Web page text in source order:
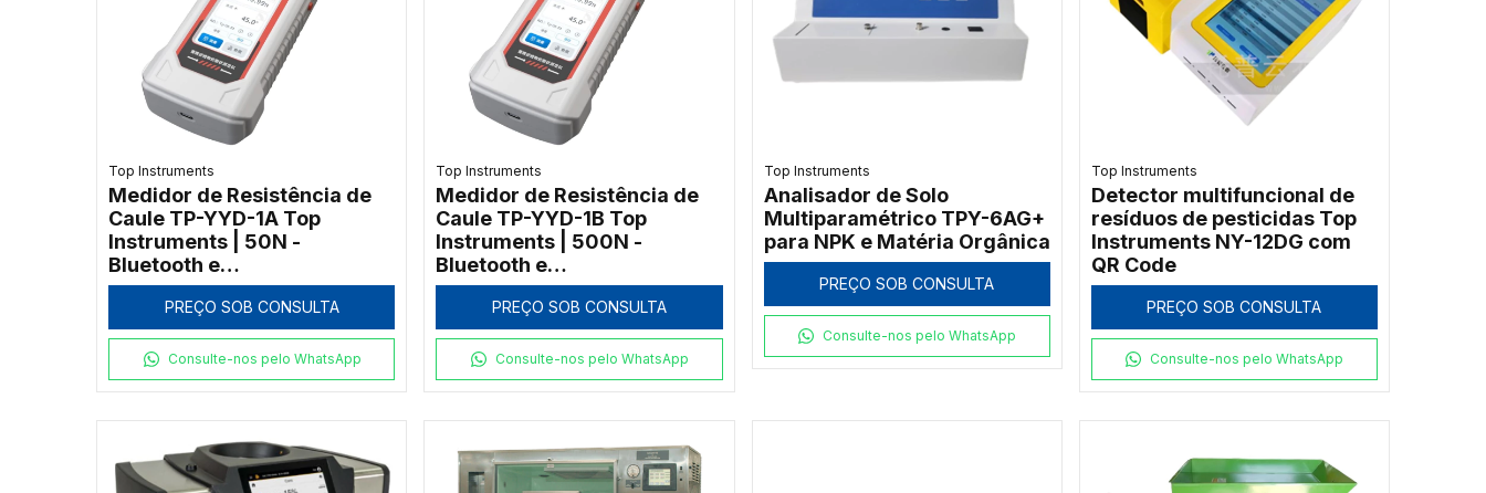
Top Instruments
Medidor de Resistência de
Caule TP-YYD-1A Top
Instruments | 50N -
Bluetooth e
Georreferenciamento
PREÇO SOB CONSULTA
Consulte-nos pelo WhatsApp
Top Instruments
Medidor de Resistência de
Caule TP-YYD-1B Top
Instruments | 500N -
Bluetooth e
Georreferenciamento
PREÇO SOB CONSULTA
Consulte-nos pelo WhatsApp
Top Instruments
Analisador de Solo
Multiparamétrico TPY-6AG+
para NPK e Matéria Orgânica
PREÇO SOB CONSULTA
Consulte-nos pelo WhatsApp
Top Instruments
Detector multifuncional de
resíduos de pesticidas Top
Instruments NY-12DG com
QR Code
PREÇO SOB CONSULTA
Consulte-nos pelo WhatsApp